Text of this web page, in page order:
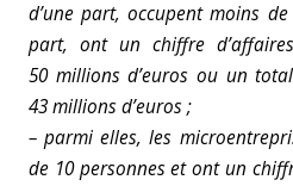
d’une part, occupent moins
part, ont un chiffre
50 millions d’euros ou un
43 millions d’euros ;
– parmi elles, les
de 10 personnes et ont un